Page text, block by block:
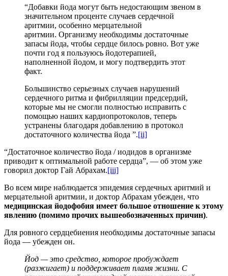
“Добавки йода могут быть недостающим звеном в
значительном проценте случаев сердечной
аритмии, особенно мерцательной
аритмии. Организму необходимы достаточные
запасы йода, чтобы сердце билось ровно. Вот уже
почти год я пользуюсь йодотерапией,
наполненной йодом, и могу подтвердить этот
факт.
Большинство серьезных случаев нарушений
сердечного ритма и фибрилляции предсердий,
которые мы не смогли полностью исправить с
помощью наших кардиопротоколов, теперь
устранены благодаря добавлению в протокол
достаточного количества йода ”.[ii]
“Достаточное количество йода / иодидов в организме
приводит к оптимальной работе сердца”, — об этом уже
говорил доктор Гай Абрахам.[iii]
Во всем мире наблюдается эпидемия сердечных аритмий и
мерцательной аритмии, и доктор Абрахам убежден, что
медицинская йодофобия имеет большое отношение к этому
явлению (помимо прочих вышеобозначенных причин).
Для ровного сердцебиения необходимы достаточные запасы
йода — убежден он.
Йод — это средство, которое пробуждает
(разжигает) и поддерживает пламя жизни. С